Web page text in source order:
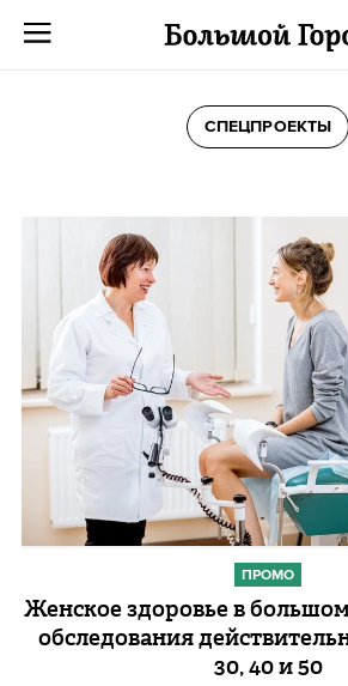
СПЕЦПРОЕКТЫ
ПРОМО
Женское здоровье в
обследования
30, 40 и 50